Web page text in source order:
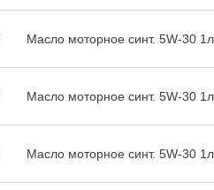
Масло моторное синт. 5W-30
Масло моторное синт. 5W-30
Масло моторное синт. 5W-30